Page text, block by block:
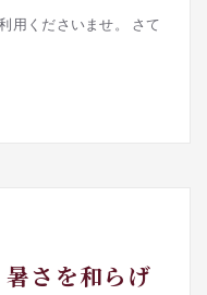
用くださいませ。 さて
暑さを和らげ